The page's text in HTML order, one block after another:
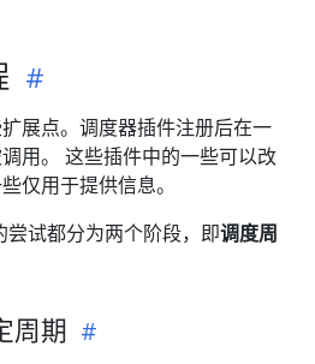
展点。调度器插件注册后在一
用。 这些插件中的一些可以改
仅用于提供信息。
试都分为两个阶段，即调度周
周期